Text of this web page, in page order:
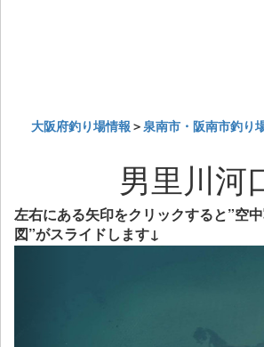
大阪府釣り場情報 ＞ 泉南市・阪南市釣り
男里川河
左右にある矢印をクリックすると”空
図”がスライドします↓